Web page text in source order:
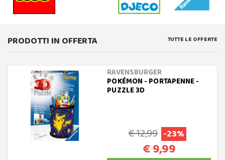
PRODOTTI IN OFFERTA TUTTE LE OFFERTE
RAVENSBURGER
POKÉMON - PORTAPENNE -
PUZZLE 3D
€ 12,99 -23%
€ 9,99